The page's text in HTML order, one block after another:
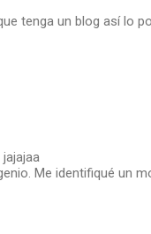
tenga un blog así lo
Me identifiqué un